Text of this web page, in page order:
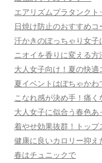
エアリズムプラタンクト
日焼け防止のおすすめコ
汗かきのぽっちゃり女子
ニオイを香りに変える方
大人女子向け！夏の快適
夏イベントはぽちゃかわ
こなれ感が決め手！痛
大人女子に似合う春色あ
着やせ効果抜群！トッ
健康に良いカロリー抑え
春はチュニックで